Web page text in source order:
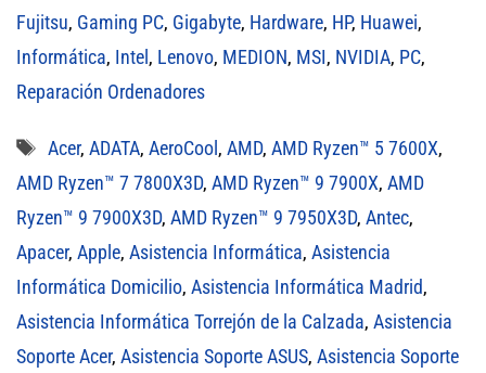
Fujitsu, Gaming PC, Gigabyte, Hardware, HP, Huawei,
Informática, Intel, Lenovo, MEDION, MSI, NVIDIA, PC,
Reparación Ordenadores
Etiquetas
Acer, ADATA, AeroCool, AMD, AMD Ryzen™ 5 7600X,
AMD Ryzen™ 7 7800X3D, AMD Ryzen™ 9 7900X, AMD
Ryzen™ 9 7900X3D, AMD Ryzen™ 9 7950X3D, Antec,
Apacer, Apple, Asistencia Informática, Asistencia
Informática Domicilio, Asistencia Informática Madrid,
Asistencia Informática Torrejón de la Calzada, Asistencia
Soporte Acer, Asistencia Soporte ASUS, Asistencia Soporte